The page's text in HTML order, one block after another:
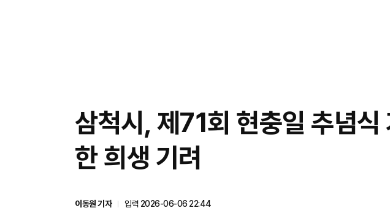
삼척시, 제71회 현충일 추념
한 희생 기려
이동원 기자
입력 2026-06-06 22:44